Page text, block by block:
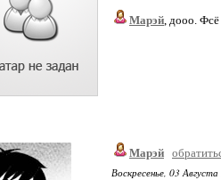
Марэй, дооо.
Марэй
Воскресенье, 03